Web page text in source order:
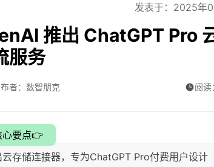
发表于：2025年
推出 ChatGPT Pro
服务
者：数智朋克 阅读
心要点👉
云存储连接器，专为ChatGPT Pro付费用户设计